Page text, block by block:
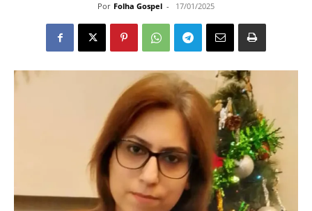
Por Folha Gospel - 17/01/2025